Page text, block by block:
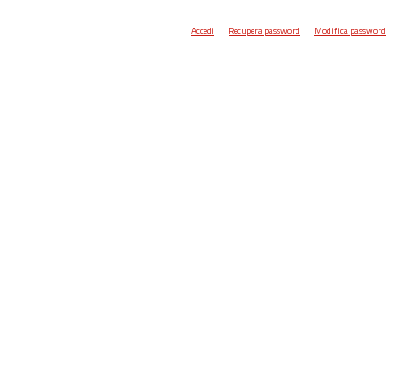
Accedi Recupera password Modifica password